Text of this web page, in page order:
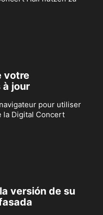
votre
à jour
pour utiliser
la Digital Concert
versión de su